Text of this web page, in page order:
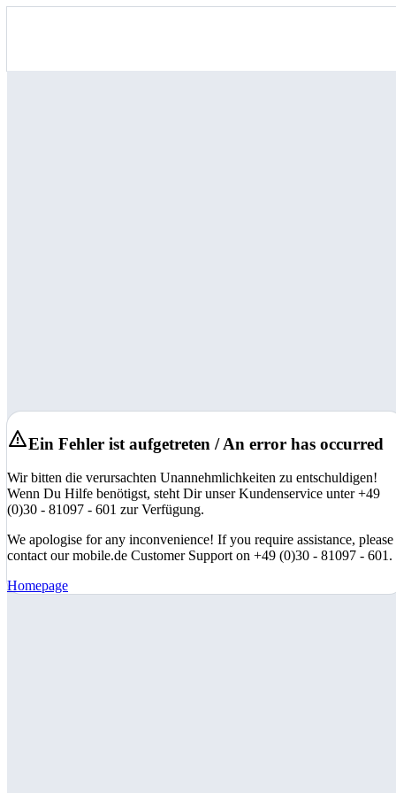
Ein Fehler ist aufgetreten / An error has occurred
Wir bitten die verursachten Unannehmlichkeiten zu entschuldigen!
Wenn Du Hilfe benötigst, steht Dir unser Kundenservice unter +49
(0)30 - 81097 - 601 zur Verfügung.
We apologise for any inconvenience! If you require assistance, please
contact our mobile.de Customer Support on +49 (0)30 - 81097 - 601.
Homepage